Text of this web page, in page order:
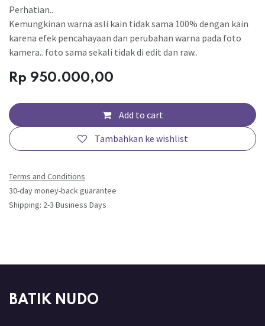
Perhatian..
Kemungkinan warna asli kain tidak sama 100% dengan kain
karena efek pencahayaan dan perubahan warna pada foto
kamera.. foto sama sekali tidak di edit dan raw..
Rp 950.000,00
Add to cart
Tambahkan ke wishlist
Terms and Conditions
30-day money-back guarantee
Shipping: 2-3 Business Days
BATIK NUDO